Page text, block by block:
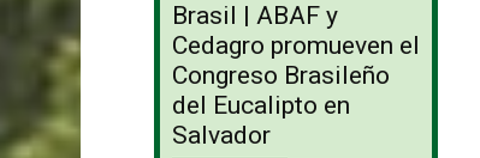
Brasil | ABAF y
Cedagro promueven el
Congreso Brasileño
del Eucalipto en
Salvador